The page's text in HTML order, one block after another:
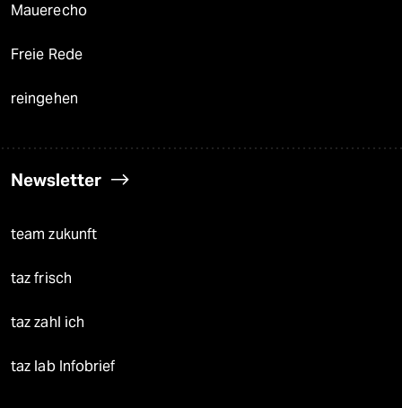
Mauerecho
Freie Rede
reingehen
Newsletter
team zukunft
taz frisch
taz zahl ich
taz lab Infobrief